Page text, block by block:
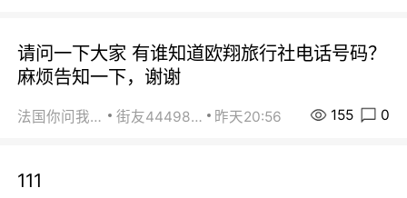
请问一下大家 有谁知道欧翔旅行社电话号码？
麻烦告知一下，谢谢
法国你问我答 街友44498484 昨天20:56 155 0
111